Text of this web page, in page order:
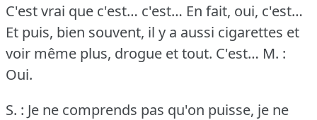
C'est vrai que c'est… c'est… En fait, oui, c'est…
Et puis, bien souvent, il y a aussi cigarettes et
voir même plus, drogue et tout. C'est… M. :
Oui.
S. : Je ne comprends pas qu'on puisse, je ne